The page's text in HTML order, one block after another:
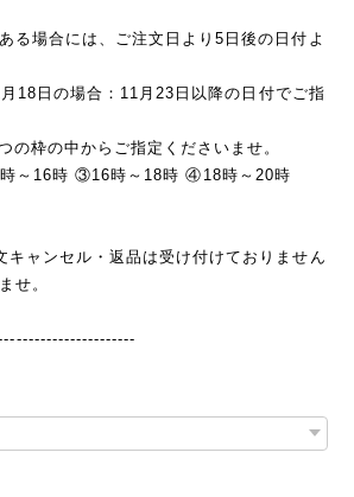
る場合には、ご注文日より5日後の日付よ
18日の場合：11月23日以降の日付でご指
の枠の中からご指定くださいませ。
～16時 ③16時～18時 ④18時～20時
キャンセル・返品は受け付けておりません
せ。